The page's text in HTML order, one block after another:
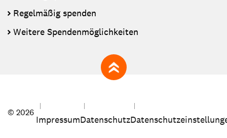
Regelmäßig spenden
Weitere Spendenmöglichkeiten
zum Seitenanfang
© 2026
ImpressumDatenschutz